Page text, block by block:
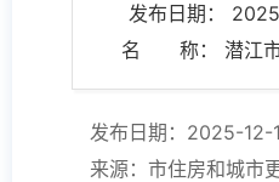
发布日期：
发布日期：2025-12-
来源：市住房和城市